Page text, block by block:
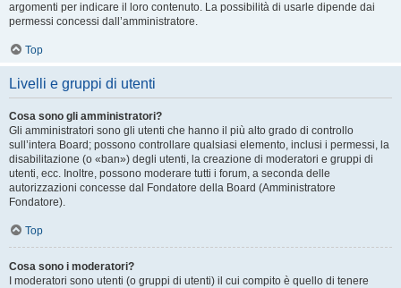
argomenti per indicare il loro contenuto. La possibilità di usarle dipende dai
permessi concessi dall’amministratore.
Top
Livelli e gruppi di utenti
Cosa sono gli amministratori?
Gli amministratori sono gli utenti che hanno il più alto grado di controllo
sull’intera Board; possono controllare qualsiasi elemento, inclusi i permessi, la
disabilitazione (o «ban») degli utenti, la creazione di moderatori e gruppi di
utenti, ecc. Inoltre, possono moderare tutti i forum, a seconda delle
autorizzazioni concesse dal Fondatore della Board (Amministratore
Fondatore).
Top
Cosa sono i moderatori?
I moderatori sono utenti (o gruppi di utenti) il cui compito è quello di tenere